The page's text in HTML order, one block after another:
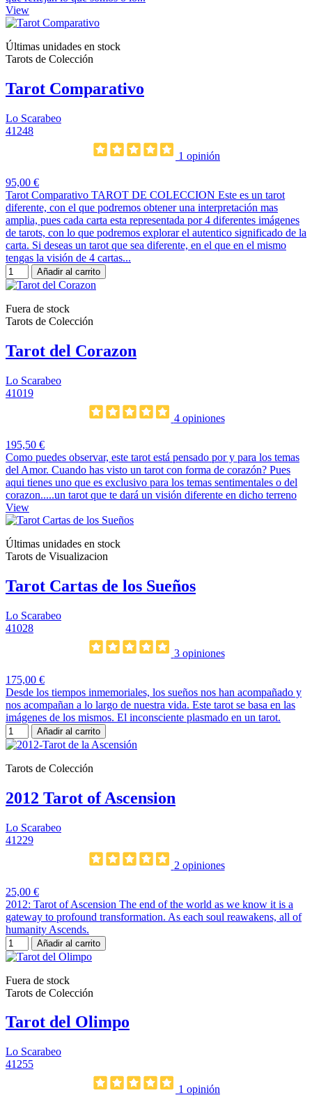
View
Últimas unidades en stock
Tarots de Colección
Tarot Comparativo
Lo Scarabeo
41248
1 opinión
95,00 €
Tarot Comparativo TAROT DE COLECCION Este es un tarot
diferente, con el que podremos obtener una interpretación mas
amplia, pues cada carta esta representada por 4 diferentes imágenes
de tarots, con lo que podremos explorar el autentico significado de la
carta. Si deseas un tarot que sea diferente, en el que en el mismo
tengas la visión de 4 cartas...
Añadir al carrito
Fuera de stock
Tarots de Colección
Tarot del Corazon
Lo Scarabeo
41019
4 opiniones
195,50 €
Como puedes observar, este tarot está pensado por y para los temas
del Amor. Cuando has visto un tarot con forma de corazón? Pues
aqui tienes uno que es exclusivo para los temas sentimentales o del
corazon.....un tarot que te dará un visión diferente en dicho terreno
View
Últimas unidades en stock
Tarots de Visualizacion
Tarot Cartas de los Sueños
Lo Scarabeo
41028
3 opiniones
175,00 €
Desde los tiempos inmemoriales, los sueños nos han acompañado y
nos acompañan a lo largo de nuestra vida. Este tarot se basa en las
imágenes de los mismos. El inconsciente plasmado en un tarot.
Añadir al carrito
Tarots de Colección
2012 Tarot of Ascension
Lo Scarabeo
41229
2 opiniones
25,00 €
2012: Tarot of Ascension The end of the world as we know it is a
gateway to profound transformation. As each soul reawakens, all of
humanity Ascends.
Añadir al carrito
Fuera de stock
Tarots de Colección
Tarot del Olimpo
Lo Scarabeo
41255
1 opinión